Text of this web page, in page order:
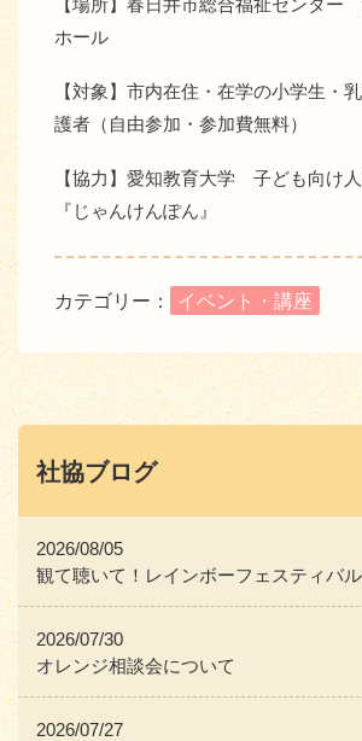
ホール
【対象】市内在住・在学の小学生・
護者（自由参加・参加費無料）
【協力】愛知教育大学 子ども向け
『じゃんけんぽん』
カテゴリー： イベント・講座
社協ブログ
2026/08/05
観て聴いて！レインボーフェスティバ
2026/07/30
オレンジ相談会について
2026/07/27